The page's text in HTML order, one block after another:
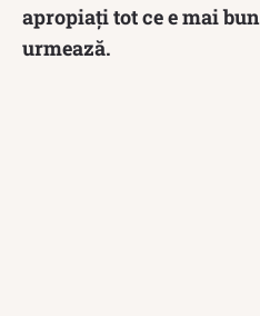
apropiați tot ce e mai
urmează.